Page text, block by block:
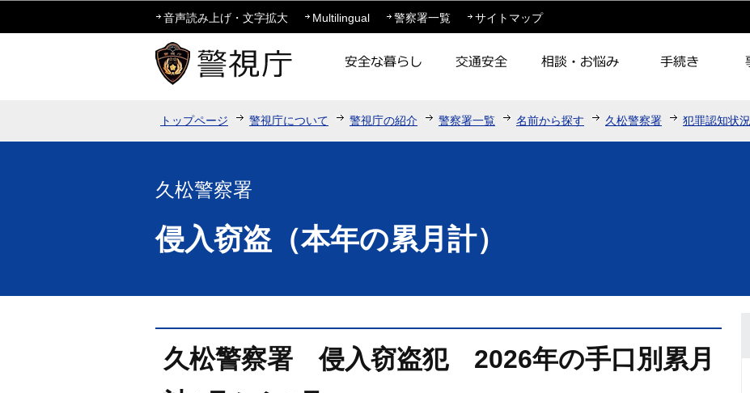
このページの本文へ移動
音声読み上げ・文字拡大 Multilingual 警察署一覧 サイトマップ
トップページ 警視庁について 警視庁の紹介 警察署一覧 名前から探す 久松警察署 犯罪認知状況
久松警察署
侵入窃盗（本年の累月計）
久松警察署 侵入窃盗犯 2026年の手口別累月